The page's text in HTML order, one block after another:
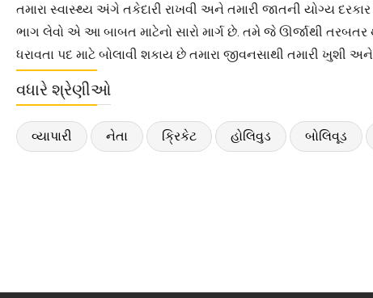
તમારા સ્વાસ્થ્ય અંગે તકેદારી રાખવી અને તમારી જાતની યોગ્ય
ભાગ લેવો એ આ બાબત માટેનો સારો માર્ગ છે. તમે જે ઊર્જાથી
ધરાવતા પદ માટે બોલાવી શકાય છે તમારા જીવનસાથી તમારી
વધારે શ્રેણીઓ
વ્યાપારી નેતા ક્રિકેટ હોલિવુડ બોલિવૂડ